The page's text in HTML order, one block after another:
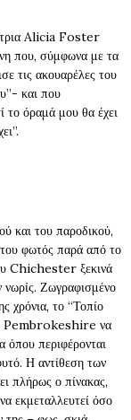
Alicia Foster
που, σύμφωνα με τα
τις ακουαρέλες του
και που
το όραμά μου θα έχει
και του παροδικού,
φωτός παρά από το
Chichester ξεκινά
νωρίς. Ζωγραφισμένο
χρόνια, το “Τοπίο
Pembrokeshire να
όπου περιφέρονται
Η αντίθεση των
πλήρως ο πίνακας,
εκμεταλλευτεί όσο